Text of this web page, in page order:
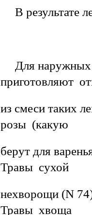
В результате
Для наружных
приготовляют
из смеси таких
розы (какую
берут для
Травы сухой
нехворощи (N
Травы хвоща